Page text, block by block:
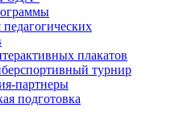
педагогических
плакатов
турнир
партнеры
подготовка